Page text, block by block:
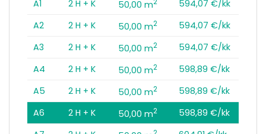
A1 2 H + K 50,00 m
594,07 €/kk
A2
2 H + K 50,00 m2
594,07 €/kk
A3
2 H + K 50,00 m2
594,07 €/kk
A4
2 H + K 50,00 m2
598,89 €/kk
A5
2 H + K 50,00 m2
598,89 €/kk
A6
2 H + K 50,00 m2
598,89 €/kk